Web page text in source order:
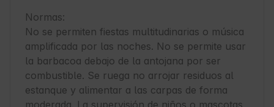
Normas:
No se permiten fiestas multitudinarias o música
amplificada por las noches. No se permite usar
la barbacoa debajo de la antojana por ser
combustible. Se ruega no arrojar residuos al
estanque y alimentar a las carpas de forma